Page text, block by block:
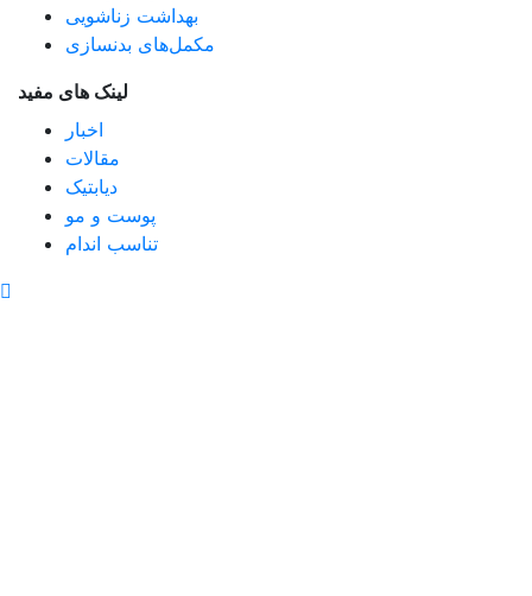
بهداشت زناشویی
مکمل‌های بدنسازی
لینک های مفید
اخبار
مقالات
دیابتیک
پوست و مو
تناسب اندام